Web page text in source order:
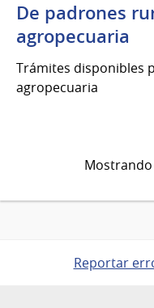
De padrones
agropecuaria
Trámites disponibles
agropecuaria
Reportar